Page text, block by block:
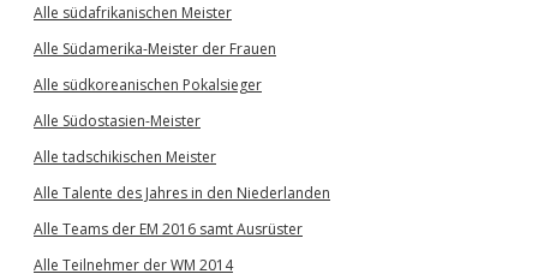
Alle südafrikanischen Meister
Alle Südamerika-Meister der Frauen
Alle südkoreanischen Pokalsieger
Alle Südostasien-Meister
Alle tadschikischen Meister
Alle Talente des Jahres in den Niederlanden
Alle Teams der EM 2016 samt Ausrüster
Alle Teilnehmer der WM 2014